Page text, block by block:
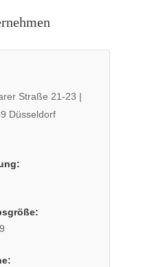
Straße 21-23 |
Düsseldorf